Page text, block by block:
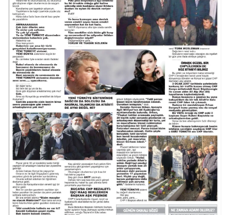
Samsun
Siirt
Sinop
Sivas
Tekirdağ
Tokat
Trabzon
Tunceli
Şanlıurfa
Uşak